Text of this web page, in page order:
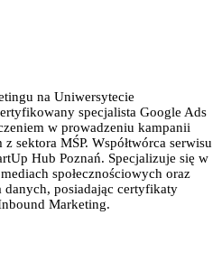
na Uniwersytecie
specjalista Google Ads
w prowadzeniu kampanii
sektora MŚP. Współtwórca serwisu
Hub Poznań. Specjalizuje się w
społecznościowych oraz
danych, posiadając certyfikaty
Marketing.